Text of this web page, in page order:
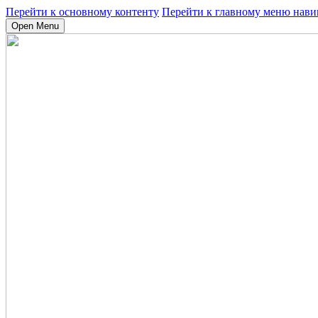
Перейти к основному контенту Перейти к главному меню
Open Menu